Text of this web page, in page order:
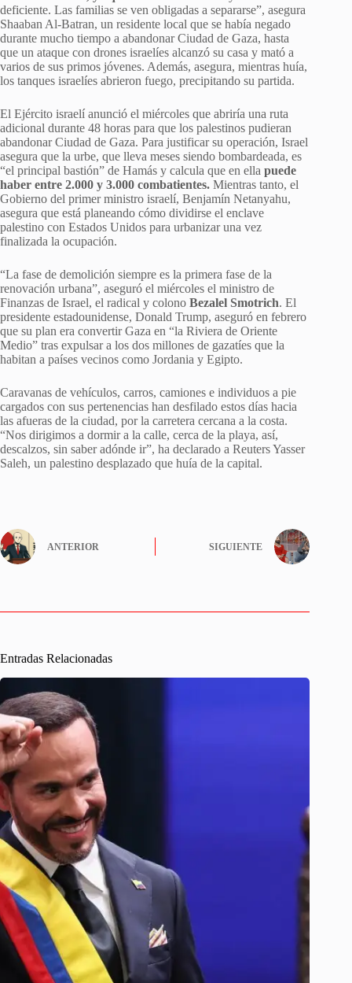
deficiente. Las familias se ven obligadas a separarse”, asegura
Shaaban Al-Batran, un residente local que se había negado
durante mucho tiempo a abandonar Ciudad de Gaza, hasta
que un ataque con drones israelíes alcanzó su casa y mató a
varios de sus primos jóvenes. Además, asegura, mientras huía,
los tanques israelíes abrieron fuego, precipitando su partida.
El Ejército israelí anunció el miércoles que abriría una ruta
adicional durante 48 horas para que los palestinos pudieran
abandonar Ciudad de Gaza. Para justificar su operación, Israel
asegura que la urbe, que lleva meses siendo bombardeada, es
“el principal bastión” de Hamás y calcula que en ella puede
haber entre 2.000 y 3.000 combatientes. Mientras tanto, el
Gobierno del primer ministro israelí, Benjamín Netanyahu,
asegura que está planeando cómo dividirse el enclave
palestino con Estados Unidos para urbanizar una vez
finalizada la ocupación.
“La fase de demolición siempre es la primera fase de la
renovación urbana”, aseguró el miércoles el ministro de
Finanzas de Israel, el radical y colono Bezalel Smotrich. El
presidente estadounidense, Donald Trump, aseguró en febrero
que su plan era convertir Gaza en “la Riviera de Oriente
Medio” tras expulsar a los dos millones de gazatíes que la
habitan a países vecinos como Jordania y Egipto.
Caravanas de vehículos, carros, camiones e individuos a pie
cargados con sus pertenencias han desfilado estos días hacia
las afueras de la ciudad, por la carretera cercana a la costa.
“Nos dirigimos a dormir a la calle, cerca de la playa, así,
descalzos, sin saber adónde ir”, ha declarado a Reuters Yasser
Saleh, un palestino desplazado que huía de la capital.
ANTERIOR SIGUIENTE
Entradas Relacionadas